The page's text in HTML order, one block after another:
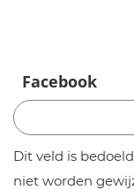
Facebook
Dit veld is
niet worden